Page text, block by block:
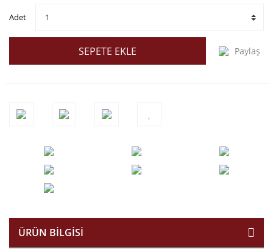
Adet
SEPETE EKLE Paylaş
ÜRÜN BILGISI